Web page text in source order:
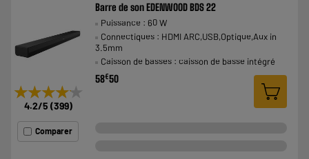
★★★★★
★★★★★
4.2/5 (399)
Comparer
Barre de son EDENWOOD BDS 22
Puissance : 60 W
Connectiques : HDMI ARC,USB,Optique,Aux in
3.5mm
Caisson de basses : caisson de basse intégré
58€50